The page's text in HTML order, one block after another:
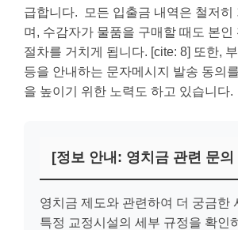
급합니다. 모든 입출금 내역은 철저히
며, 수감자가 물품을 구매할 때도 본인
절차를 거치게 됩니다. [cite: 8] 또한,
등을 안내하는 문자메시지 발송 동의
을 높이기 위한 노력도 하고 있습니다.
[정보 안내: 영치금 관련 문의
영치금 제도와 관련하여 더 궁금한
특정 교정시설의 세부 규정을 확인